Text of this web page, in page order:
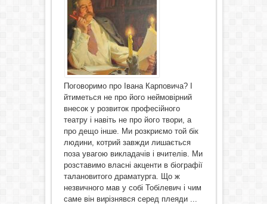
Поговоримо про Івана Карповича? І
йтиметься не про його неймовірний
внесок у розвиток професійного
театру і навіть не про його твори, а
про дещо інше. Ми розкриємо той бік
людини, котрий завжди лишається
поза увагою викладачів і вчителів. Ми
розставимо власні акценти в біографії
талановитого драматурга. Що ж
незвичного мав у собі Тобілевич і чим
саме він вирізнявся серед плеяди ...